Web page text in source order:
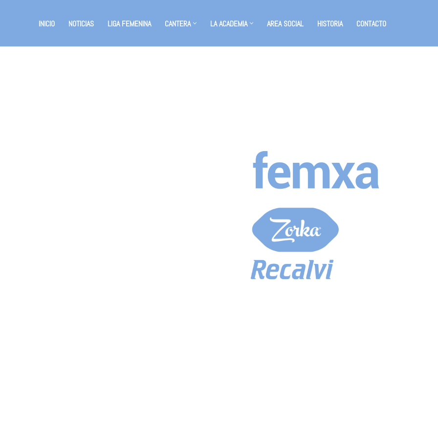
INICIO NOTICIAS LIGA FEMENINA CANTERA LA ACADEMIA AREA SOCIAL HISTORIA CONTACTO